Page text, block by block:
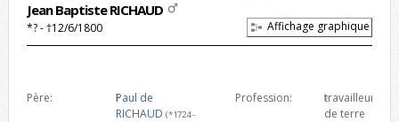
Jean Baptiste RICHAUD
*? - †12/6/1800 Affichage graphique
Père:
Paul de
RICHAUD (*1724 -
Profession:
travailleur
de terre